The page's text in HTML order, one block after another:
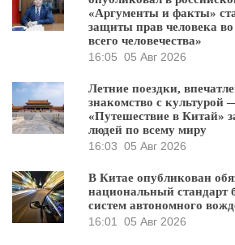
«Аргументы и факты»
защиты прав человека
всего человечества»
16:05 05 Авг 2026
Летние поездки,
знакомство с культурой
«Путешествие в Китай»
людей по всему миру
16:03 05 Авг 2026
В Китае опубликован
национальный стандарт
систем автономного
16:01
05 Авг 2026